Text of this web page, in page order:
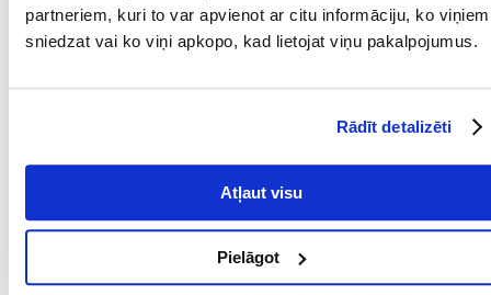
partneriem, kuri to var apvienot ar citu informāciju, ko viņiem
sniedzat vai ko viņi apkopo, kad lietojat viņu pakalpojumus.
Rādīt detalizēti
Atļaut visu
Pielāgot
OLBALTUMVIELAS
(%):
10
TAUKI (%): 1
Tikai reģistrēti FERA24.LV klienti, kuri ir iegādājušies produktu,
var dot tai vērtējumu. Ar zvaigznītēm norādītais vērtējums ir
vidējais no visiem vērtējumiem. Pēc atsauksmju apstrādes mēs
publicēsim gan pozitīvus, gan negatīvus vērtējumus.